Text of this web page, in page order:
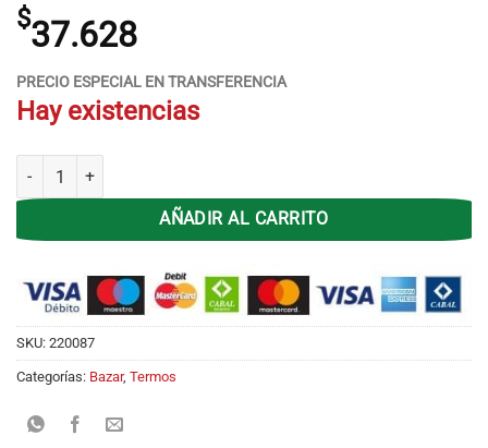
$37.628
PRECIO ESPECIAL EN TRANSFERENCIA
Hay existencias
Botella Sport Inoxidable 850ML ACE1 cantidad
AÑADIR AL CARRITO
SKU: 220087
Categorías: Bazar, Termos